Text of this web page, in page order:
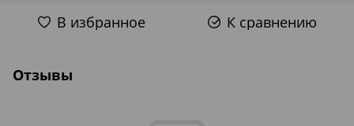
В избранное К сравнению
Отзывы